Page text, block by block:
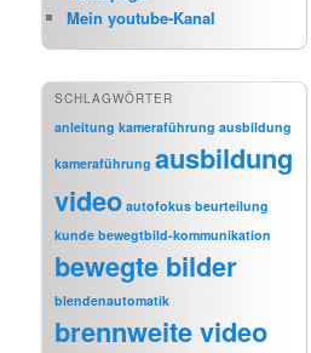
Mein youtube-Kanal
SCHLAGWÖRTER
anleitung kameraführung ausbildung
kameraführung ausbildung
video autofokus beurteilung
kunde bewegtbild-kommunikation
bewegte bilder
blendenautomatik
brennweite video